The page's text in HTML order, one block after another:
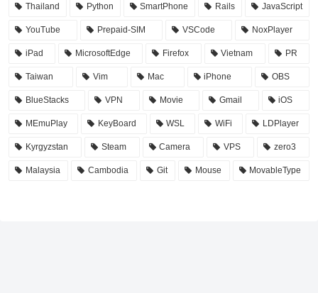
Thailand Python SmartPhone Rails JavaScript
YouTube Prepaid-SIM VSCode NoxPlayer
iPad MicrosoftEdge Firefox Vietnam PR
Taiwan Vim Mac iPhone OBS
BlueStacks VPN Movie Gmail iOS
MEmuPlay KeyBoard WSL WiFi LDPlayer
Kyrgyzstan Steam Camera VPS zero3
Malaysia Cambodia Git Mouse MovableType